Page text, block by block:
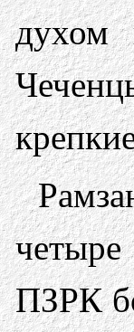
духом
ПЗРК